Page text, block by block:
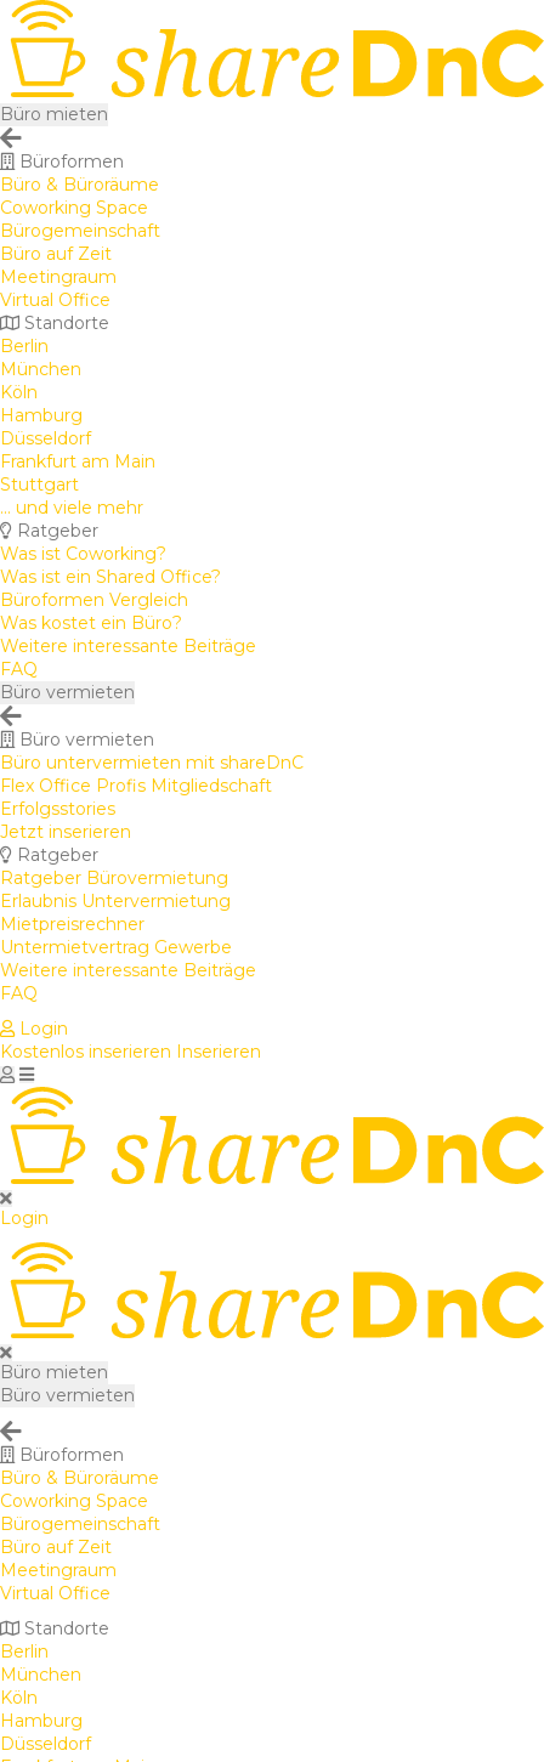
Büro mieten
Büroformen
Büro & Büroräume
Coworking Space
Bürogemeinschaft
Büro auf Zeit
Meetingraum
Virtual Office
Standorte
Berlin
München
Köln
Hamburg
Düsseldorf
Frankfurt am Main
Stuttgart
... und viele mehr
Ratgeber
Was ist Coworking?
Was ist ein Shared Office?
Büroformen Vergleich
Was kostet ein Büro?
Weitere interessante Beiträge
FAQ
Büro vermieten
Büro vermieten
Büro untervermieten mit shareDnC
Flex Office Profis Mitgliedschaft
Erfolgsstories
Jetzt inserieren
Ratgeber
Ratgeber Bürovermietung
Erlaubnis Untervermietung
Mietpreisrechner
Untermietvertrag Gewerbe
Weitere interessante Beiträge
FAQ
Login
Kostenlos inserieren Inserieren
Login
Büro mieten
Büro vermieten
Büroformen
Büro & Büroräume
Coworking Space
Bürogemeinschaft
Büro auf Zeit
Meetingraum
Virtual Office
Standorte
Berlin
München
Köln
Hamburg
Düsseldorf